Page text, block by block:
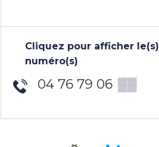
Cliquez pour afficher le(s)
numéro(s)
04 76 79 06 ▒▒